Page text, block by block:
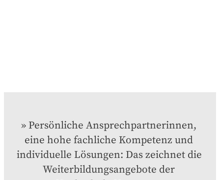
Persönliche Ansprechpartnerinnen,
eine hohe fachliche Kompetenz und
individuelle Lösungen: Das zeichnet die
Weiterbildungsangebote der